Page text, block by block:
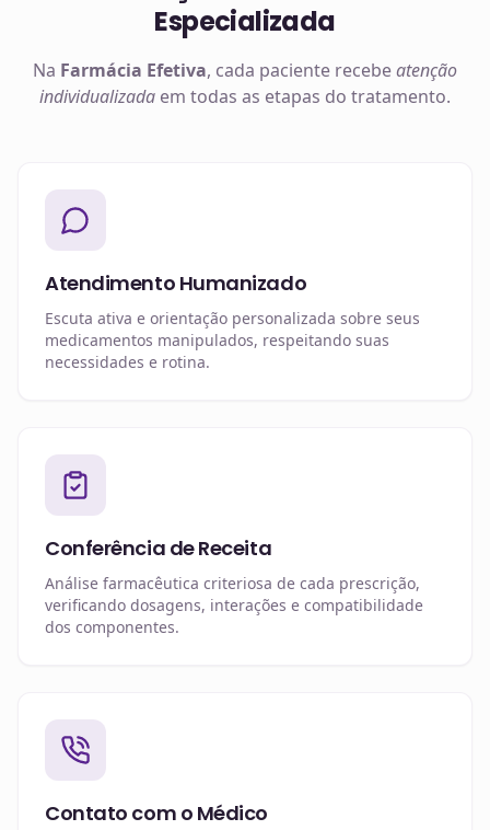
Especializada
Na Farmácia Efetiva, cada paciente recebeatenção
individualizada em todas as etapas do tratamento.
Atendimento Humanizado
Escuta ativa e orientação personalizada sobre seus
medicamentos manipulados, respeitando suas
necessidades e rotina.
Conferência de Receita
Análise farmacêutica criteriosa de cada prescrição,
verificando dosagens, interações e compatibilidade
dos componentes.
Contato com o Médico